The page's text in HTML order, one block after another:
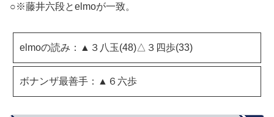
○※藤井六段とelmoが一致。
elmoの読み：▲３八玉(48)△３四歩(33)
ボナンザ最善手：▲６六歩